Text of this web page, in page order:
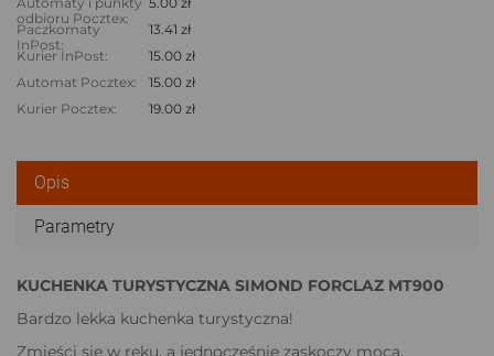
odbioru Pocztex:
Paczkomaty
InPost:
13.41 zł
Kurier InPost:
15.00 zł
Automat Pocztex:
15.00 zł
Kurier Pocztex:
19.00 zł
Opis
Parametry
KUCHENKA TURYSTYCZNA SIMOND FORCLAZ MT900
Bardzo lekka kuchenka turystyczna!
Zmieści się w ręku, a jednocześnie zaskoczy mocą.